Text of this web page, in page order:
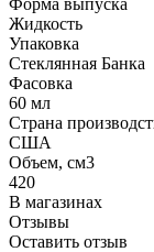
Жидкость
Упаковка
Стеклянная Банка
Фасовка
60 мл
Страна
США
Объем, см3
420
В магазинах
Отзывы
Оставить отзыв